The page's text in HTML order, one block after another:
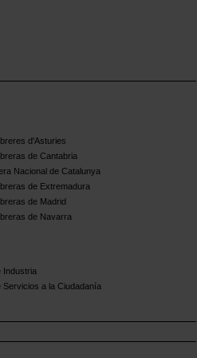
d'Asturies
de Cantabria
Nacional de Catalunya
de Extremadura
de Madrid
de Navarra
Industria
Servicios a la Ciudadanía